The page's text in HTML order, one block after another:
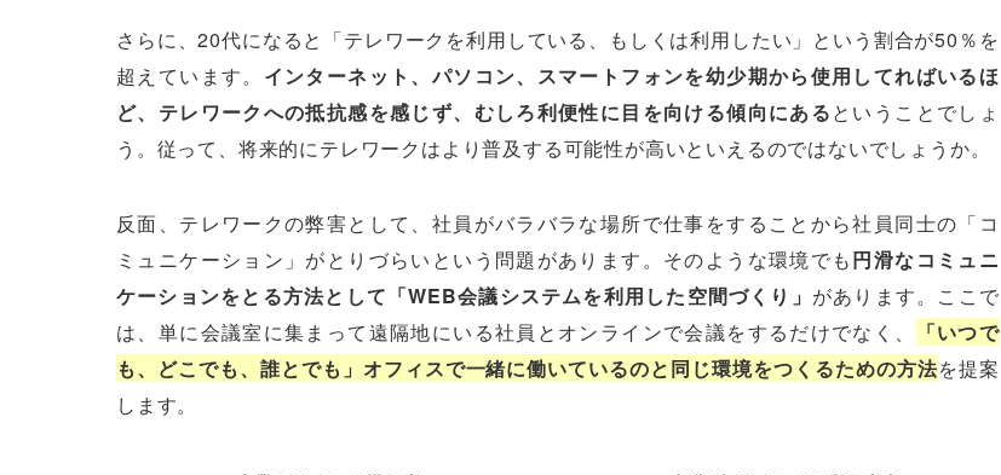
さらに、20代になると「テレワークを利用している、もしくは利用したい」という割合が50％を
超えています。 インターネット、パソコン、スマートフォンを幼少期から使用してればいるほ
ど、テレワークへの抵抗感を感じず、むしろ利便性に目を向ける傾向にあるということでしょ
う。従って、将来的にテレワークはより普及する可能性が高いといえるのではないでしょうか。
反面、テレワークの弊害として、社員がバラバラな場所で仕事をすることから社員同士の「コ
ミュニケーション」がとりづらいという問題があります。そのような環境でも円滑なコミュニ
ケーションをとる方法として「WEB会議システムを利用した空間づくり」 があります。ここで
は、単に会議室に集まって遠隔地にいる社員とオンラインで会議をするだけでなく、
「いつで
も、どこでも、誰とでも」オフィスで一緒に働いているのと同じ環境をつくるための方法を提案
します。